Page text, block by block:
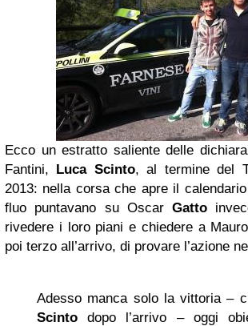
Ecco un estratto saliente delle
Fantini, Luca Scinto, al termine del
2013: nella corsa che apre il
fluo puntavano su OscarGatto
rivedere i loro piani e chiedere a Mauro
poi terzo all’arrivo, di provare l’azione
Adesso manca solo la vittoria –
Scinto dopo l’arrivo – oggi